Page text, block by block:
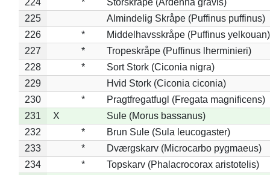
225
Almindelig Skråpe (Puffinus puffinus)
226
*
Middelhavsskråpe (Puffinus yelkouan)
227
*
Tropeskråpe (Puffinus lherminieri)
228
*
Sort Stork (Ciconia nigra)
229
Hvid Stork (Ciconia ciconia)
230
*
Pragtfregatfugl (Fregata magnificens)
231
X
Sule (Morus bassanus)
232
*
Brun Sule (Sula leucogaster)
233
*
Dværgskarv (Microcarbo pygmaeus)
234
* Topskarv (Phalacrocorax aristotelis)